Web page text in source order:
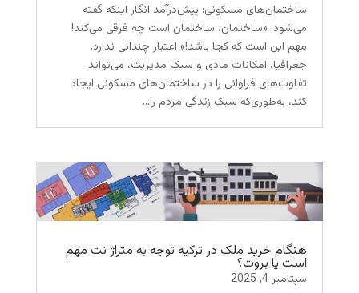
ساختمان‌های مسکونی: پیش‌درآمد انگار اینکه گفته
می‌شود: «ساختمان، ساختمان است چه فرقی می‌کند!
مهم این است که کجا باشد!» اعتبار چندانی ندارد.
جغرافیا، امکانات مادی و سبک مدیریت، می‌تواند
تفاوت‌های فراوانی را در ساختمان‌های مسکونی ایجاد
کند، به‌طوری‌که سبک زندگی مردم را...
هنگام خرید ملک در ترکیه توجه به متراژ نت مهم
است یا بروت؟
سپتامبر 4, 2025